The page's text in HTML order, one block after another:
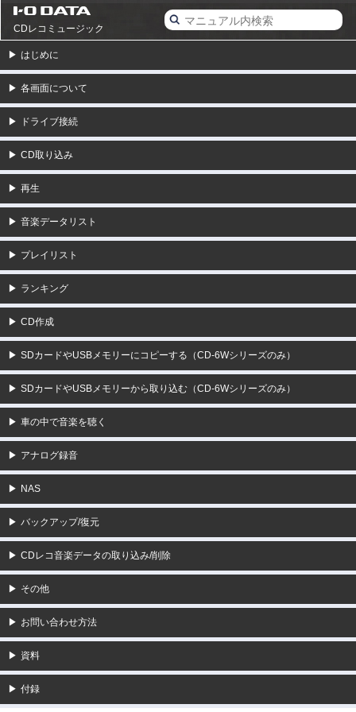
CDレコミュージック
▶ はじめに
▶ 各画面について
▶ ドライブ接続
▶ CD取り込み
▶ 再生
▶ 音楽データリスト
▶ プレイリスト
▶ ランキング
▶ CD作成
▶ SDカードやUSBメモリーにコピーする（CD-6Wシリーズのみ）
▶ SDカードやUSBメモリーから取り込む（CD-6Wシリーズのみ）
▶ 車の中で音楽を聴く
▶ アナログ録音
▶ NAS
▶ バックアップ/復元
▶ CDレコ音楽データの取り込み/削除
▶ その他
▶ お問い合わせ方法
▶ 資料
▶ 付録